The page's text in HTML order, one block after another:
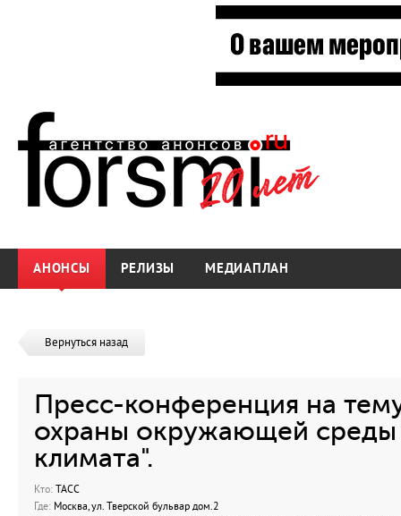
АНОНСЫ РЕЛИЗЫ МЕДИАПЛАН
Вернуться назад
Пресс-конференция на
охраны окружающей среды
климата".
Кто: ТАСС
Где: Москва, ул. Тверской бульвар дом.2